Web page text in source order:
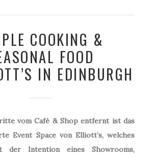
COOKING &
FOOD
IN EDINBURGH
vom Café & Shop entfernt ist das
Event Space von Elliott’s, welches
der Intention eines Showrooms,